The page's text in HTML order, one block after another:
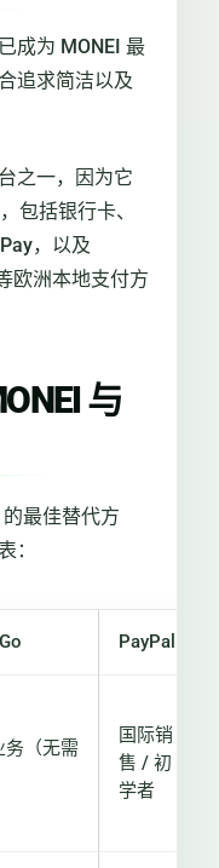
成为 MONEI 最
追求简洁以及
之一，因为它
包括银行卡、
，以及
欧洲本地支付方
与
最佳替代方
：
PayPal
务（无需
国际销
售 / 初
学者